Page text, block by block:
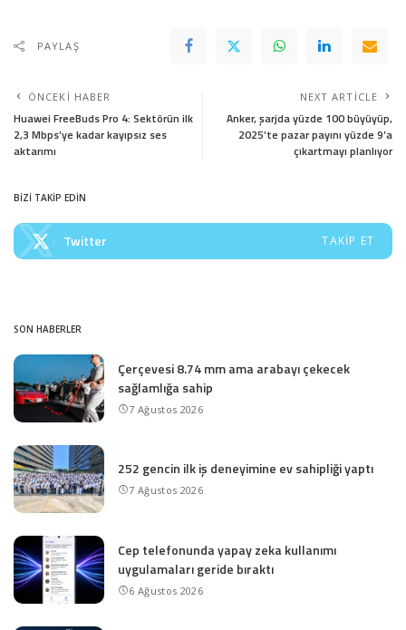
PAYLAŞ
ÖNCEKI HABER
Huawei FreeBuds Pro 4: Sektörün ilk
2,3 Mbps’ye kadar kayıpsız ses
aktarımı
NEXT ARTICLE
Anker, şarjda yüzde 100 büyüyüp,
2025’te pazar payını yüzde 9’a
çıkartmayı planlıyor
BİZİ TAKİP EDİN
Twitter TAKIP ET
SON HABERLER
Çerçevesi 8.74 mm ama arabayı çekecek
sağlamlığa sahip
7 Ağustos 2026
252 gencin ilk iş deneyimine ev sahipliği yaptı
7 Ağustos 2026
Cep telefonunda yapay zeka kullanımı
uygulamaları geride bıraktı
6 Ağustos 2026